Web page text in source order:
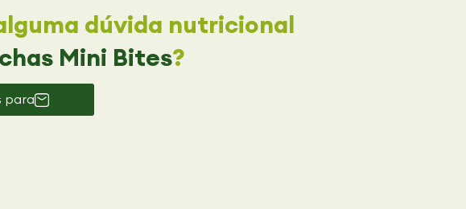
dúvida nutricional
Mini Bites?
para